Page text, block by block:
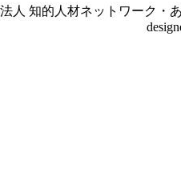
人 知的人材ネットワーク・